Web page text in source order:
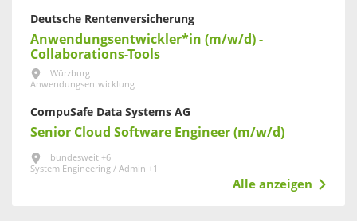
Deutsche Rentenversicherung
Anwendungsentwickler*in (m/w/d) -
Collaborations-Tools
Würzburg
Anwendungsentwicklung
CompuSafe Data Systems AG
Senior Cloud Software Engineer (m/w/d)
bundesweit +6
System Engineering / Admin +1
Alle anzeigen